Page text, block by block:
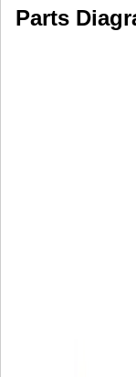
Parts